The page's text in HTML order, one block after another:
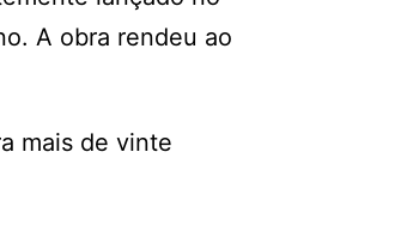
A obra rendeu ao
mais de vinte